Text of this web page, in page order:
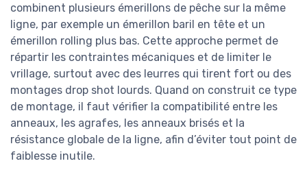
combinent plusieurs émerillons de pêche sur la même
ligne, par exemple un émerillon baril en tête et un
émerillon rolling plus bas. Cette approche permet de
répartir les contraintes mécaniques et de limiter le
vrillage, surtout avec des leurres qui tirent fort ou des
montages drop shot lourds. Quand on construit ce type
de montage, il faut vérifier la compatibilité entre les
anneaux, les agrafes, les anneaux brisés et la
résistance globale de la ligne, afin d’éviter tout point de
faiblesse inutile.